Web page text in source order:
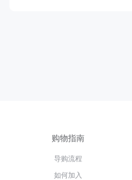
购物指南
导购流程
如何加入